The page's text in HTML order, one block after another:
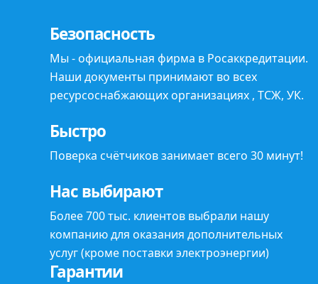
Безопасность
Мы -официальная фирма в Росаккредитации.
Наши документы принимают во всех
ресурсоснабжающих организациях , ТСЖ, УК.
Быстро
Поверка счётчиков занимает всего30 минут!
Нас выбирают
Более 700 тыс. клиентов выбрали нашу
компанию для оказаниядополнительных
услуг (кроме поставки электроэнергии)
Гарантии